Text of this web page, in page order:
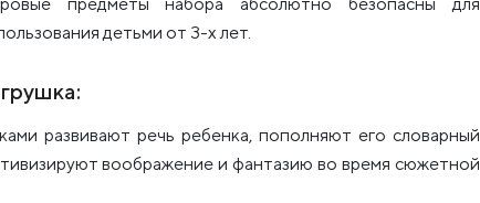
детьми от 3-х лет.
развивают речь ребенка, пополняют его словарный
воображение и фантазию во время сюжетной